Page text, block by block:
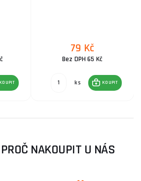
KOUPIT
79 Kč
Bez DPH 65 Kč
ks KOUPIT
NAKOUPIT U NÁS